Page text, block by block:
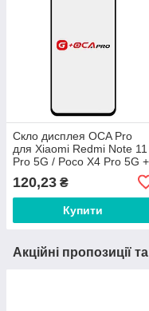
Скло дисплея OCA Pro
для Xiaomi Redmi Note 11
Pro 5G / Poco X4 Pro 5G +
OCA (для
120,23 ₴
Купити
Акційні пропозиції